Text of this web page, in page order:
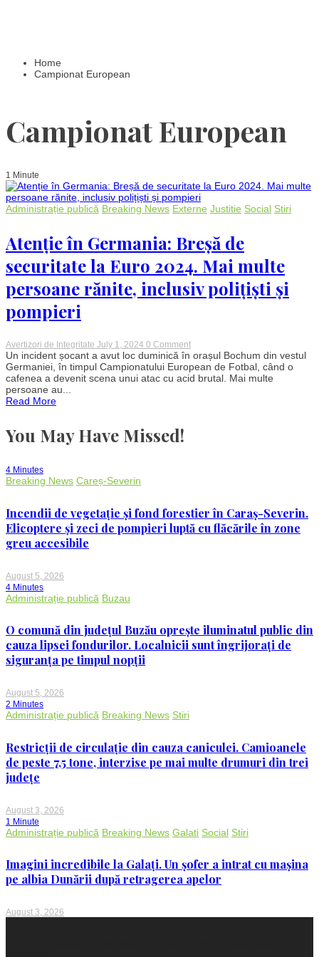
Home
Campionat European
Campionat European
1 Minute
Administrație publică Breaking News Externe Justitie Social Stiri
Atenție în Germania: Breșă de
securitate la Euro 2024. Mai multe
persoane rănite, inclusiv polițiști și
pompieri
Avertizori de Integritate July 1, 2024 0 Commenton
Atenție
în
Germania:
Breșă
pompieri
Un incident șocant a avut loc duminică în orașul Bochum din vestul
Germaniei, în timpul Campionatului European de Fotbal, când o
cafenea a devenit scena unui atac cu acid brutal. Mai multe
persoane au...
Read More
You May Have Missed!
4 Minutes
Breaking News Careș-Severin
Incendii de vegetație și fond forestier în Caraș-Severin.
Elicoptere și zeci de pompieri luptă cu flăcările în zone
greu accesibile
August 5, 2026
4 Minutes
Administrație publică Buzau
O comună din județul Buzău oprește iluminatul public din
cauza lipsei fondurilor. Localnicii sunt îngrijorați de
siguranța pe timpul nopții
August 5, 2026
2 Minutes
Administrație publică Breaking News Stiri
Restricții de circulație din cauza caniculei. Camioanele
de peste 7,5 tone, interzise pe mai multe drumuri din trei
județe
August 3, 2026
1 Minute
Administrație publică Breaking News Galati Social Stiri
Imagini incredibile la Galați. Un șofer a intrat cu mașina
pe albia Dunării după retragerea apelor
August 3, 2026